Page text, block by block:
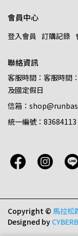
會員中心
登入會員 訂購記錄
聯絡資訊
客服時間：客服時間
及國定假日
信箱：
統一編號：83684113
Copyright © 馬拉松
Designed by